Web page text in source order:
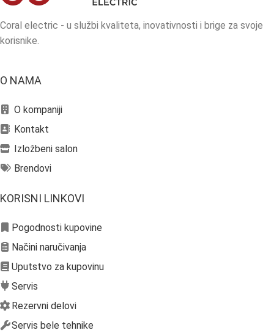
Coral electric - u službi kvaliteta, inovativnosti i brige za svoje
korisnike.
O NAMA
O kompaniji
Kontakt
Izložbeni salon
Brendovi
KORISNI LINKOVI
Pogodnosti kupovine
Načini naručivanja
Uputstvo za kupovinu
Servis
Rezervni delovi
Servis bele tehnike